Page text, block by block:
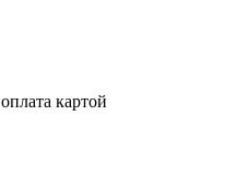
картой